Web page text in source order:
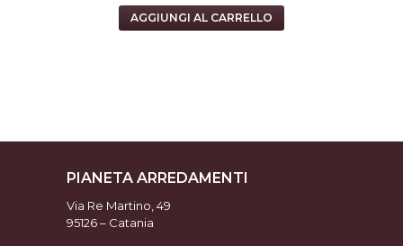
AGGIUNGI AL CARRELLO
PIANETA ARREDAMENTI
Via Re Martino, 49
95126 – Catania